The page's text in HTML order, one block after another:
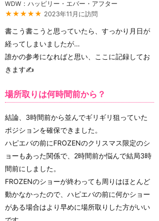
WDW：ハッピリー・エバー・アフター
★★★★★ 2023年11月に訪問
書こう書こうと思っていたら、すっかり月日が
経ってしまいましたが…
誰かの参考になればと思い、ここに記録してお
きます✍️
場所取りは何時間前から？
結論、3時間前から並んでギリギリ狙っていた
ポジションを確保できました。
ハピエバの前にFROZENのクリスマス限定のシ
ョーもあった関係で、2時間前か悩んで結局3時
間前にしました。
FROZENのショーが終わっても周りはほとんど
動かなかったので、ハピエバの前に何かショー
がある場合はより早めに場所取りした方がいい